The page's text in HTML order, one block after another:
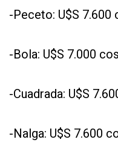
QUIENES
-Peceto: U$S 7.600
-Bola: U$S 7.000
-Cuadrada: U$S
-Nalga: U$S 7.600